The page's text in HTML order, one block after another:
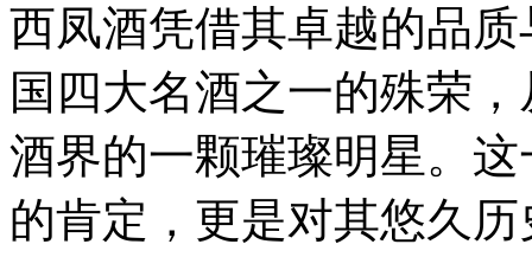
西凤酒凭借其卓越的品
国四大名酒之一的殊荣
酒界的一颗璀璨明星。
的肯定，更是对其悠久